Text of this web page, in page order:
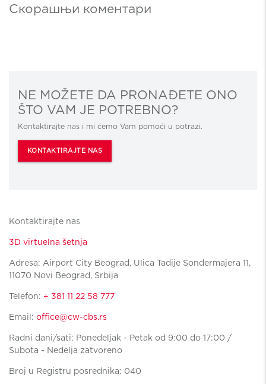
Скорашњи коментари
NE MOŽETE DA PRONAĐETE ONO
ŠTO VAM JE POTREBNO?
Kontaktirajte nas i mi ćemo Vam pomoći u potrazi.
KONTAKTIRAJTE NAS
Kontaktirajte nas
3D virtuelna šetnja
Adresa: Airport City Beograd, Ulica Tadije Sondermajera 11,
11070 Novi Beograd, Srbija
Telefon: + 381 11 22 58 777
Email: office@cw-cbs.rs
Radni dani/sati: Ponedeljak - Petak od 9:00 do 17:00 /
Subota - Nedelja zatvoreno
Broj u Registru posrednika: 040